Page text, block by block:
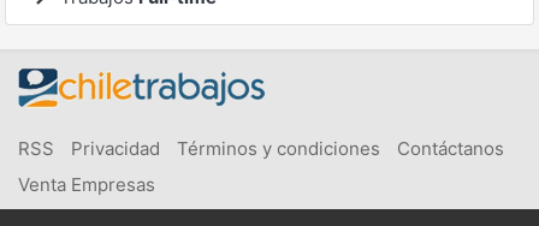
RSS Privacidad Términos y condiciones
Contáctanos
Venta Empresas